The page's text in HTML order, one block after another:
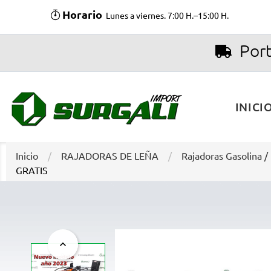
Horario Lunes a viernes. 7:00 H.–15:00 H.
Inicio RAJADORAS DE LEÑA
Rajadoras Gasolina
GRATIS
